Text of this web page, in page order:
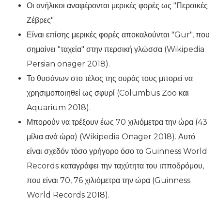
Οι ανήλικοι αναφέρονται μερικές φορές ως "Περσικές
Ζέβρες".
Είναι επίσης μερικές φορές αποκαλούνται "Gur", που
σημαίνει "ταχεία" στην περσική γλώσσα (Wikipedia
Persian onager 2018).
Το θυσάνων στο τέλος της ουράς τους μπορεί να
χρησιμοποιηθεί ως σφυρί (Columbus Zoo και
Aquarium 2018).
Μπορούν να τρέξουν έως 70 χιλιόμετρα την ώρα (43
μίλια ανά ώρα) (Wikipedia Onager 2018). Αυτό
είναι σχεδόν τόσο γρήγορο όσο το Guinness World
Records καταγράφει την ταχύτητα του ιπποδρόμου,
που είναι 70, 76 χιλιόμετρα την ώρα (Guinness
World Records 2018).